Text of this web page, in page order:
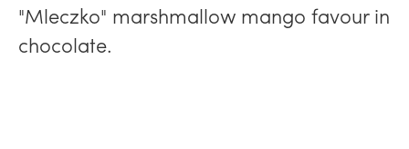
"Mleczko" marshmallow mango favour in
chocolate.